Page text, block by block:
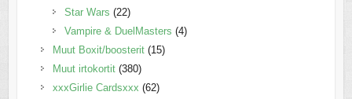
Star Wars (22)
Vampire & DuelMasters (4)
Muut Boxit/boosterit (15)
Muut irtokortit (380)
xxxGirlie Cardsxxx (62)